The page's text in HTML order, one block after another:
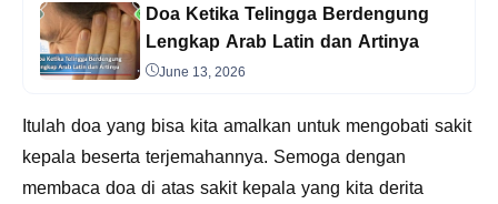
Doa Ketika Telingga Berdengung
Lengkap Arab Latin dan Artinya
June 13, 2026
Itulah doa yang bisa kita amalkan untuk mengobati sakit
kepala beserta terjemahannya. Semoga dengan
membaca doa di atas sakit kepala yang kita derita